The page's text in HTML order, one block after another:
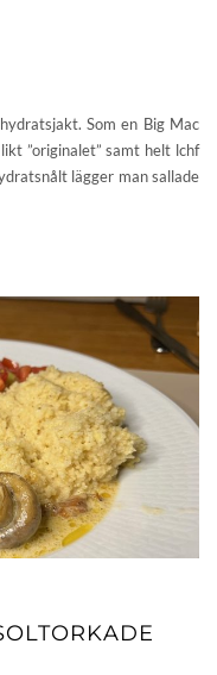
Som en Big Mac
”originalet” samt helt lchf
lägger man sallade